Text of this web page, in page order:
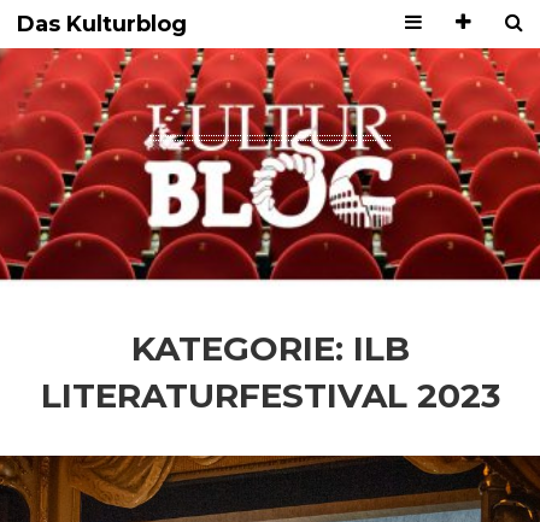
Das Kulturblog
KATEGORIE: ILB
LITERATURFESTIVAL 2023